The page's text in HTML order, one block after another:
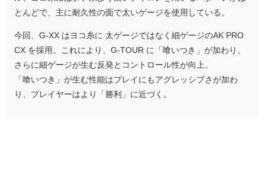
とんどで、主に耐久性の面で太いゲージを使用している。
今回、G-XX はヨコ糸に 太ゲージではなく細ゲージのAK PRO
CX を採用。これにより、G-TOUR に「喰いつき」が加わり、
さらに細ゲージが生む反発とコントロール性が向上。
「喰いつき」が生む性能はプレイにもアグレッシブさが加わ
り、プレイヤーはより「勝利」に近づく。